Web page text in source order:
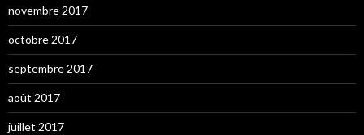
novembre 2017
octobre 2017
septembre 2017
août 2017
juillet 2017